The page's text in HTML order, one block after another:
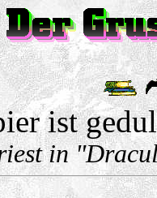
ist
in